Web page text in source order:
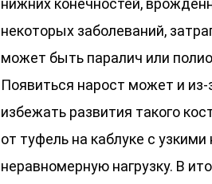
нижних конечностей,
некоторых заболеваний,
может быть паралич или
Появиться нарост может и
избежать развития такого
от туфель на каблуке с
неравномерную нагрузку. В